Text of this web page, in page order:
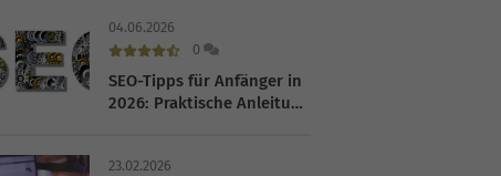
04.06.2026
0
SEO-Tipps für Anfänger in
2026: Praktische Anleitung
23.02.2026